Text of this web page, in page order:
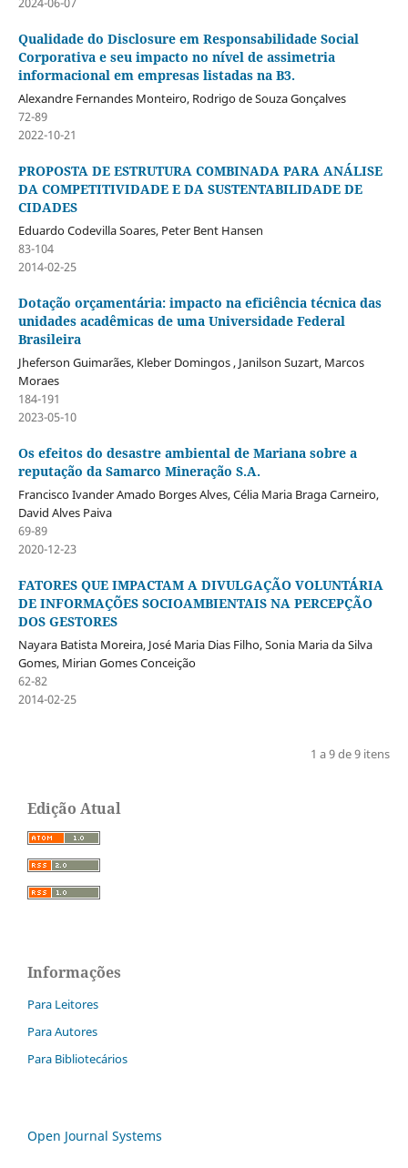
Qualidade do Disclosure em Responsabilidade Social
Corporativa e seu impacto no nível de assimetria
informacional em empresas listadas na B3.
Alexandre Fernandes Monteiro, Rodrigo de Souza Gonçalves
72-89
2022-10-21
PROPOSTA DE ESTRUTURA COMBINADA PARA ANÁLISE
DA COMPETITIVIDADE E DA SUSTENTABILIDADE DE
CIDADES
Eduardo Codevilla Soares, Peter Bent Hansen
83-104
2014-02-25
Dotação orçamentária: impacto na eficiência técnica das
unidades acadêmicas de uma Universidade Federal
Brasileira
Jheferson Guimarães, Kleber Domingos , Janilson Suzart, Marcos
Moraes
184-191
2023-05-10
Os efeitos do desastre ambiental de Mariana sobre a
reputação da Samarco Mineração S.A.
Francisco Ivander Amado Borges Alves, Célia Maria Braga Carneiro,
David Alves Paiva
69-89
2020-12-23
FATORES QUE IMPACTAM A DIVULGAÇÃO VOLUNTÁRIA
DE INFORMAÇÕES SOCIOAMBIENTAIS NA PERCEPÇÃO
DOS GESTORES
Nayara Batista Moreira, José Maria Dias Filho, Sonia Maria da Silva
Gomes, Mirian Gomes Conceição
62-82
2014-02-25
1 a 9 de 9 itens
Edição Atual
Informações
Para Leitores
Para Autores
Para Bibliotecários
Open Journal Systems